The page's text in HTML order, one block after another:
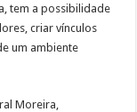
tem a possibilidade
criar vínculos
um ambiente
Moreira,